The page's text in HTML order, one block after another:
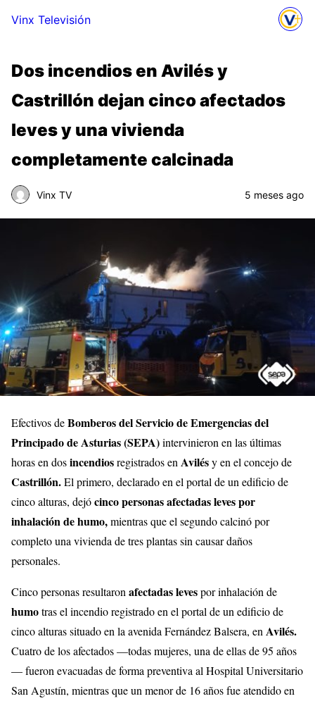
Vinx Televisión
Dos incendios en Avilés y
Castrillón dejan cinco afectados
leves y una vivienda
completamente calcinada
Vinx TV 5 meses ago
Efectivos deBomberos del Servicio de Emergencias del
Principado de Asturias (SEPA)intervinieron en las últimas
horas en dosincendiosregistrados en Avilésy en el concejo de
Castrillón.El primero, declarado en el portal de un edificio de
cinco alturas, dejócinco personas afectadas leves por
inhalación de humo,mientras que el segundo calcinó por
completo una vivienda de tres plantas sin causar daños
personales.
Cinco personas resultaron afectadas levespor inhalación de
humotras el incendio registrado en el portal de un edificio de
cinco alturas situado en la avenida Fernández Balsera, en Avilés.
Cuatro de los afectados —todas mujeres, una de ellas de 95 años
— fueron evacuadas de forma preventiva al Hospital Universitario
San Agustín, mientras que un menor de 16 años fue atendido en